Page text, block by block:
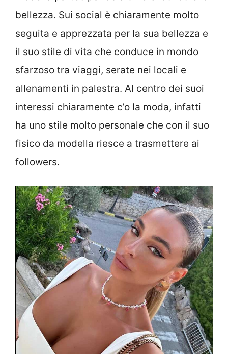
bellezza. Sui social è chiaramente molto
seguita e apprezzata per la sua bellezza e
il suo stile di vita che conduce in mondo
sfarzoso tra viaggi, serate nei locali e
allenamenti in palestra. Al centro dei suoi
interessi chiaramente c’o la moda, infatti
ha uno stile molto personale che con il suo
fisico da modella riesce a trasmettere ai
followers.